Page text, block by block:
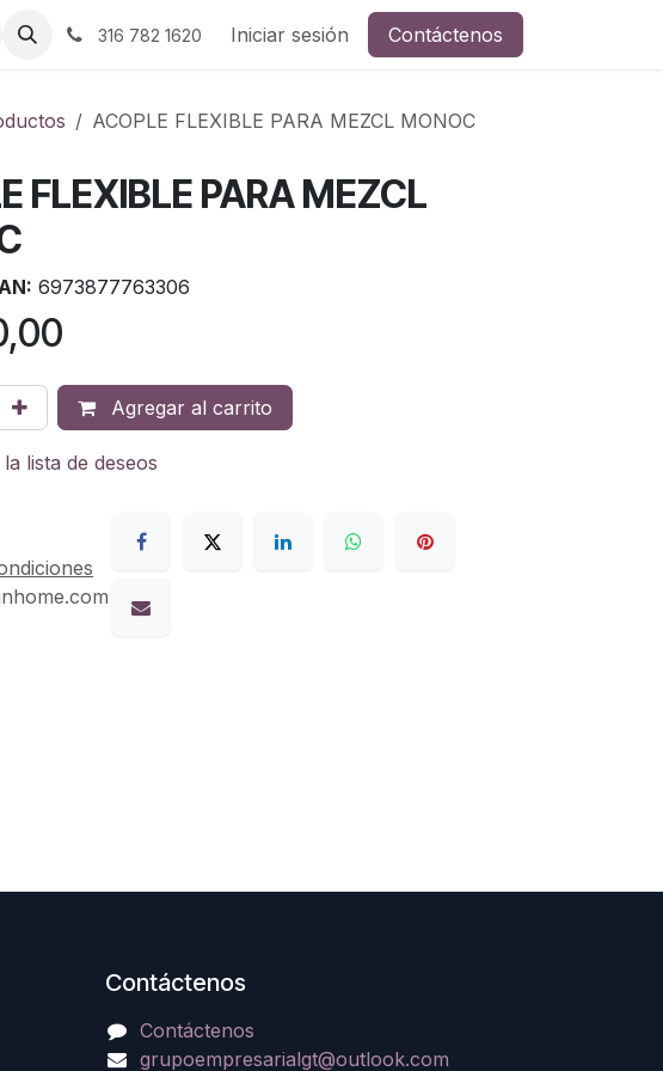
316 782 1620 Iniciar sesión Contáctenos
ACOPLE FLEXIBLE PARA MEZCL MONOC
FLEXIBLE PARA MEZCL
6973877763306
Agregar al carrito
lista de deseos
Contáctenos
Contáctenos
grupoempresarialgt@outlook.com